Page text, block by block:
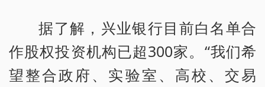
据了解，兴业银行目前白名单合
作股权投资机构已超300家。“我们希
望整合政府、实验室、高校、交易